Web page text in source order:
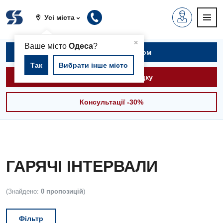
Усі міста
×
Ваше містоОдеса?
Так Вибрати інше місто
Записатися на прийом
Викликати швидку
Консультації -30%
ГАРЯЧІ ІНТЕРВАЛИ
(Знайдено: 0 пропозицій)
Фільтр